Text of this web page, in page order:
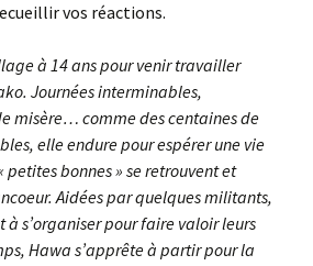
vos réactions.
à 14 ans pour venir travailler
Journées interminables,
misère… comme des centaines de
elle endure pour espérer une vie
petites bonnes » se retrouvent et
Aidées par quelques militants,
s’organiser pour faire valoir leurs
Hawa s’apprête à partir pour la